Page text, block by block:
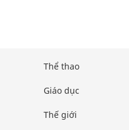
Thể thao
Giáo dục
Thế giới